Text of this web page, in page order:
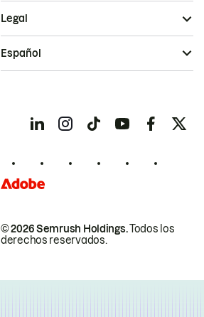
© 2026 Semrush Holdings.Todos los
derechos reservados.
Legal
Español